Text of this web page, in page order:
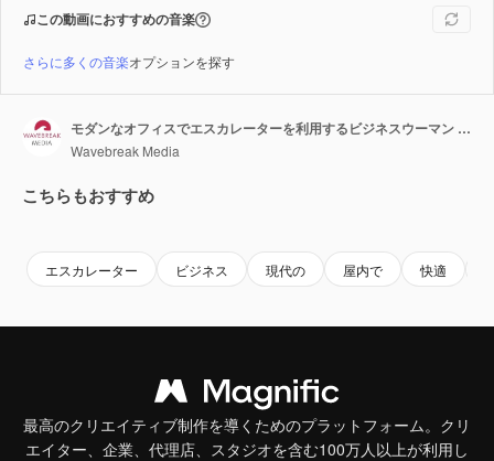
この動画におすすめの音楽
さらに多くの音楽オプションを探す
モダンなオフィスでエスカレーターを利用するビジネスウーマン 4K
Wavebreak Media
こちらもおすすめ
エスカレーター ビジネス 現代の 屋内で 快適
最高のクリエイティブ制作を導くためのプラットフォーム。クリ
エイター、企業、代理店、スタジオを含む100万人以上が利用し